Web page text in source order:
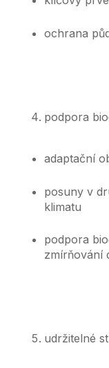
ochrana
podpora
adaptační
posuny v
klimatu
podpora
zmírňování
udržitelné